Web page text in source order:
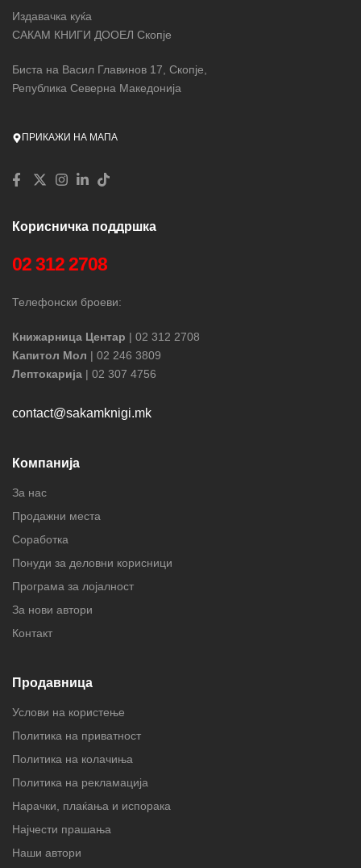
Издавачка куќа
САКАМ КНИГИ ДООЕЛ Скопје
Биста на Васил Главинов 17, Скопје,
Република Северна Македонија
ПРИКАЖИ НА МАПА
Корисничка поддршка
02 312 2708
Телефонски броеви:
Книжарница Центар | 02 312 2708
Капитол Мол | 02 246 3809
Лептокарија | 02 307 4756
contact@sakamknigi.mk
Компанија
За нас
Продажни места
Соработка
Понуди за деловни корисници
Програма за лојалност
За нови автори
Контакт
Продавница
Услови на користење
Политика на приватност
Политика на колачиња
Политика на рекламација
Нарачки, плаќања и испорака
Најчести прашања
Наши автори